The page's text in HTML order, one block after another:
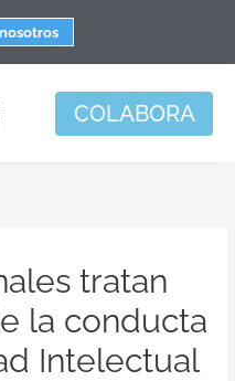
y familiar
social
COLABORA
tratan
la conducta
Intelectual